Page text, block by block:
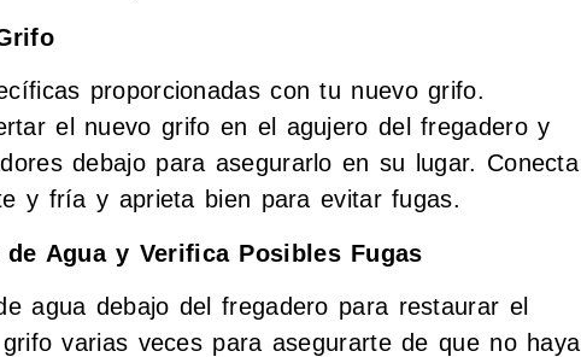
proporcionadas con tu nuevo grifo.
el nuevo grifo en el agujero del fregadero y
debajo para asegurarlo en su lugar. Conecta
y fría y aprieta bien para evitar fugas.
Agua y Verifica Posibles Fugas
agua debajo del fregadero para restaurar el
varias veces para asegurarte de que no haya